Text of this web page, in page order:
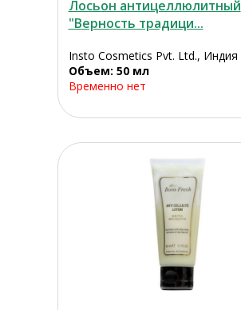
Лосьон антицеллюлитный
"Верность традици...
Insto Cosmetics Pvt. Ltd., Индия
Объем: 50 мл
Временно нет